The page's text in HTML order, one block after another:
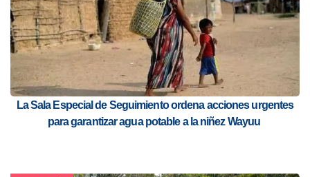
La Sala Especial de Seguimiento ordena acciones urgentes
para garantizar agua potable a la niñez Wayuu